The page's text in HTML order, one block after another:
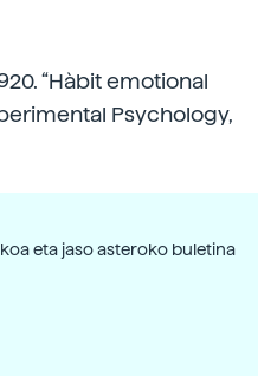
“Hàbit emotional
Psychology,
eta jaso asteroko buletina